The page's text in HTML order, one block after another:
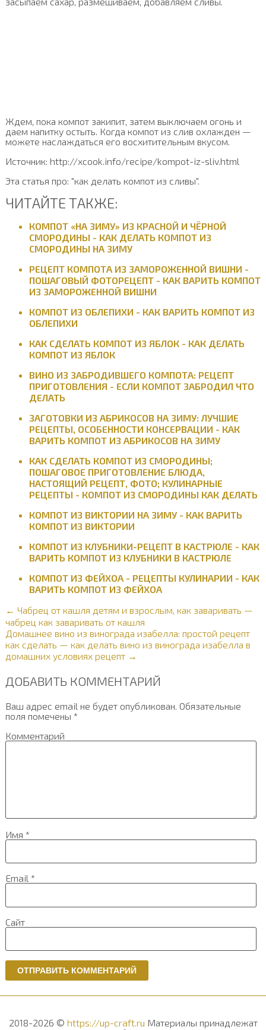
Ждем, пока компот закипит, затем выключаем огонь и
даем напитку остыть. Когда компот из слив охлажден —
можете наслаждаться его восхитительным вкусом.
Источник: http://xcook.info/recipe/kompot-iz-sliv.html
Эта статья про: "как делать компот из сливы".
ЧИТАЙТЕ ТАКЖЕ:
КОМПОТ «НА ЗИМУ» ИЗ КРАСНОЙ И ЧЁРНОЙ
СМОРОДИНЫ - КАК ДЕЛАТЬ КОМПОТ ИЗ
СМОРОДИНЫ НА ЗИМУ
РЕЦЕПТ КОМПОТА ИЗ ЗАМОРОЖЕННОЙ ВИШНИ -
ПОШАГОВЫЙ ФОТОРЕЦЕПТ - КАК ВАРИТЬ КОМПОТ
ИЗ ЗАМОРОЖЕННОЙ ВИШНИ
КОМПОТ ИЗ ОБЛЕПИХИ - КАК ВАРИТЬ КОМПОТ ИЗ
ОБЛЕПИХИ
КАК СДЕЛАТЬ КОМПОТ ИЗ ЯБЛОК - КАК ДЕЛАТЬ
КОМПОТ ИЗ ЯБЛОК
ВИНО ИЗ ЗАБРОДИВШЕГО КОМПОТА: РЕЦЕПТ
ПРИГОТОВЛЕНИЯ - ЕСЛИ КОМПОТ ЗАБРОДИЛ ЧТО
ДЕЛАТЬ
ЗАГОТОВКИ ИЗ АБРИКОСОВ НА ЗИМУ: ЛУЧШИЕ
РЕЦЕПТЫ, ОСОБЕННОСТИ КОНСЕРВАЦИИ - КАК
ВАРИТЬ КОМПОТ ИЗ АБРИКОСОВ НА ЗИМУ
КАК СДЕЛАТЬ КОМПОТ ИЗ СМОРОДИНЫ;
ПОШАГОВОЕ ПРИГОТОВЛЕНИЕ БЛЮДА,
НАСТОЯЩИЙ РЕЦЕПТ, ФОТО; КУЛИНАРНЫЕ
РЕЦЕПТЫ - КОМПОТ ИЗ СМОРОДИНЫ КАК ДЕЛАТЬ
КОМПОТ ИЗ ВИКТОРИИ НА ЗИМУ - КАК ВАРИТЬ
КОМПОТ ИЗ ВИКТОРИИ
КОМПОТ ИЗ КЛУБНИКИ-РЕЦЕПТ В КАСТРЮЛЕ - КАК
ВАРИТЬ КОМПОТ ИЗ КЛУБНИКИ В КАСТРЮЛЕ
КОМПОТ ИЗ ФЕЙХОА - РЕЦЕПТЫ КУЛИНАРИИ - КАК
ВАРИТЬ КОМПОТ ИЗ ФЕЙХОА
← Чабрец от кашля детям и взрослым, как заваривать —
чабрец как заваривать от кашля
Домашнее вино из винограда изабелла: простой рецепт
как сделать — как делать вино из винограда изабелла в
домашних условиях рецепт →
ДОБАВИТЬ КОММЕНТАРИЙ
Ваш адрес email не будет опубликован. Обязательные
поля помечены *
Комментарий
Имя *
Email *
Сайт
2018-2026 © https://up-craft.ru Материалы принадлежат